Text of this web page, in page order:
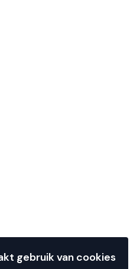
gebruik van cookies